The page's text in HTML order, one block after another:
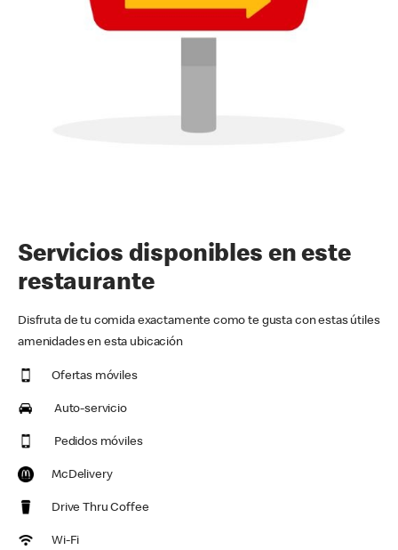
Servicios disponibles en este
restaurante
Disfruta de tu comida exactamente como te gusta con estas útiles
amenidades en esta ubicación
Ofertas móviles
Auto-servicio
Pedidos móviles
McDelivery
Drive Thru Coffee
Wi-Fi